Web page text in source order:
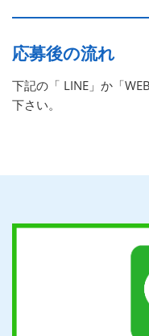
応募後の流れ
下記の「 LINE」か「
下さい。